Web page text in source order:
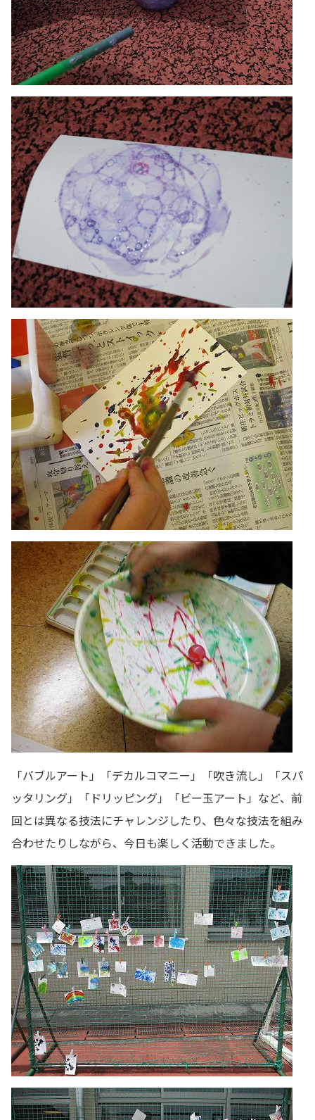
「バブルアート」「デカルコマニー」「吹き流し」「スパ
ッタリング」「ドリッピング」「ビー玉アート」など、前
回とは異なる技法にチャレンジしたり、色々な技法を組み
合わせたりしながら、今日も楽しく活動できました。